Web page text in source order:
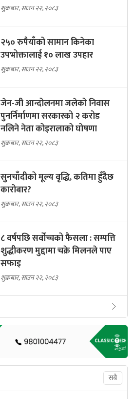
शुक्रबार, साउन २२, २०८३
२५० रुपैयाँको सामान किनेका
उपभोक्तालाई १० लाख उपहार
शुक्रबार, साउन २२, २०८३
जेन-जी आन्दोलनमा जलेको निवास
पुनर्निर्माणमा सरकारको २ करोड
नलिने नेता कोइरालाको घोषणा
शुक्रबार, साउन २२, २०८३
सुनचाँदीको मूल्य वृद्धि, कतिमा हुँदैछ
कारोबार?
शुक्रबार, साउन २२, २०८३
८ वर्षपछि सर्वोच्चको फैसला : सम्पत्ति
शुद्धीकरण मुद्दामा चक्रे मिलनले पाए
सफाइ
शुक्रबार, साउन २२, २०८३
सबै